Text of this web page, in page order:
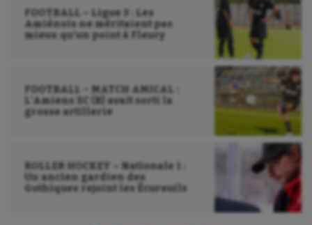
Water-polo
FOOTBALL – Ligue 3 : Les
Amiénois ne méritaient pas
mieux qu’un point à Fleury
FOOTBALL – MATCH AMICAL :
L’Amiens SC (B) avait sorti la
grosse artillerie
ROLLER HOCKEY – Nationale 1 :
Un ancien gardien des
Gothiques rejoint les Écureuils